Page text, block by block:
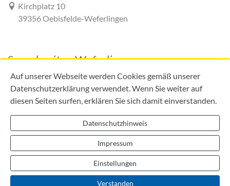
Auf unserer Webseite werden Cookies gemäß unserer
Datenschutzerklärung verwendet. Wenn Sie weiter auf
diesen Seiten surfen, erklären Sie sich damit einverstanden.
Datenschutzhinweis
Impressum
Einstellungen
Verstanden
Link zur Google-Maps Navigation
Kirchplatz 10
39356 Oebisfelde-Weferlingen
Sprechzeiten Weferlingen
Mo:
09:00 - 12:00 Uhr
Di:
09:00 - 12:00 Uhr
13:00 - 18:00 Uhr
09:00 - 12:00 Uhr
13:00 - 16:00 Uhr